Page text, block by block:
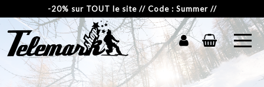
-20% sur TOUT le site // Code : Summer //